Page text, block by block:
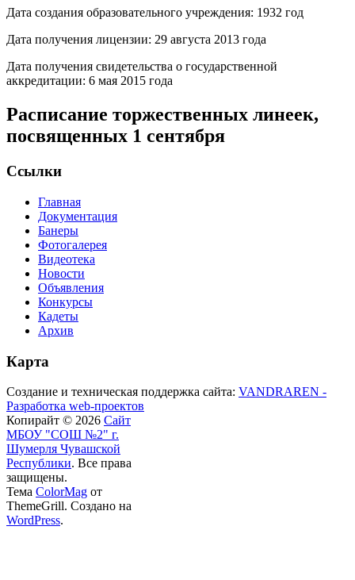
Дата создания образовательного учреждения: 1932 год
Дата получения лицензии: 29 августа 2013 года
Дата получения свидетельства о государственной
аккредитации: 6 мая 2015 года
Расписание торжественных линеек,
посвященных 1 сентября
Ссылки
Главная
Документация
Банеры
Фотогалерея
Видеотека
Новости
Объявления
Конкурсы
Кадеты
Архив
Карта
Создание и техническая поддержка сайта: VANDRAREN -
Разработка web-проектов
Копирайт © 2026 Сайт
МБОУ "СОШ №2" г.
Шумерля Чувашской
Республики. Все права
защищены.
Тема ColorMag от
ThemeGrill. Создано на
WordPress.